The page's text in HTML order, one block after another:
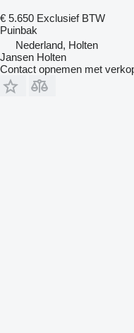
€ 5.650 Exclusief BTW
Puinbak
Nederland, Holten
Jansen Holten
Contact opnemen met